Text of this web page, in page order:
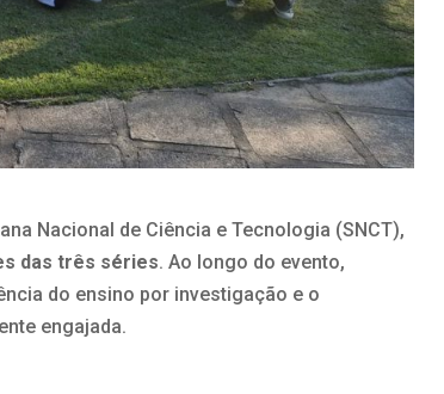
Nacional de Ciência e Tecnologia (SNCT),
das três séries. Ao longo do evento,
do ensino por investigação e o
engajada.